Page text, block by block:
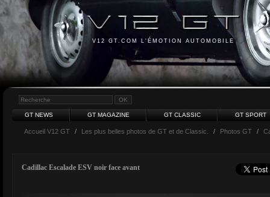
V12 GT.COM L'ÉMOTION AUTOMOBILE
GT NEWS GT MAGAZINE GT CLASSIC GT SPORT
Accueil V12 GT / Les plus belles photos de GT et de Classic. / Photos GT /
Cadillac Escalade ESV noir face avant